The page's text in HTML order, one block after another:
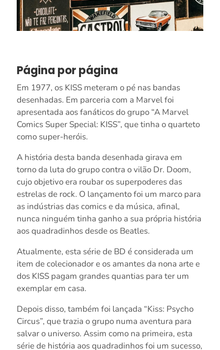
Página por página
Em 1977, os KISS meteram o pé nas bandas
desenhadas. Em parceria com a Marvel foi
apresentada aos fanáticos do grupo “A Marvel
Comics Super Special: KISS”, que tinha o quarteto
como super-heróis.
A história desta banda desenhada girava em
torno da luta do grupo contra o vilão Dr. Doom,
cujo objetivo era roubar os superpoderes das
estrelas de rock. O lançamento foi um marco para
as indústrias das comics e da música, afinal,
nunca ninguém tinha ganho a sua própria história
aos quadradinhos desde os Beatles.
Atualmente, esta série de BD é considerada um
item de colecionador e os amantes da nona arte e
dos KISS pagam grandes quantias para ter um
exemplar em casa.
Depois disso, também foi lançada “Kiss: Psycho
Circus”, que trazia o grupo numa aventura para
salvar o universo. Assim como na primeira, esta
série de história aos quadradinhos foi um sucesso,